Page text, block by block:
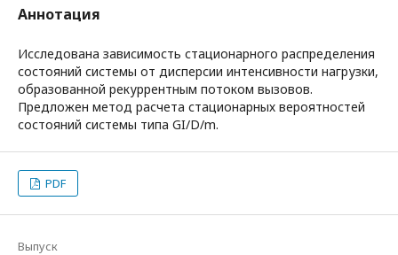
Аннотация
Исследована зависимость стационарного распределения
состояний системы от дисперсии интенсивности нагрузки,
образованной рекуррентным потоком вызовов.
Предложен метод расчета стационарных вероятностей
состояний системы типа GI/D/m.
PDF
Выпуск